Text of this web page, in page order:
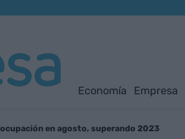
Economía Empresa
en agosto, superando 2023